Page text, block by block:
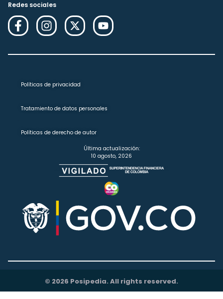
Redes sociales
Políticas de privacidad
Tratamiento de datos personales
Políticas de derecho de autor
Última actualización:
10 agosto, 2026
© 2026 Posipedia. All rights reserved.